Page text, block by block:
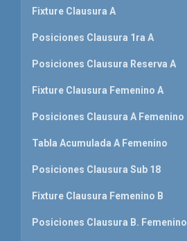
Fixture Clausura A
Posiciones Clausura 1ra A
Posiciones Clausura Reserva A
Fixture Clausura Femenino A
Posiciones Clausura A Femenino
Tabla Acumulada A Femenino
Posiciones Clausura Sub 18
Fixture Clausura Femenino B
Posiciones Clausura B. Femenino